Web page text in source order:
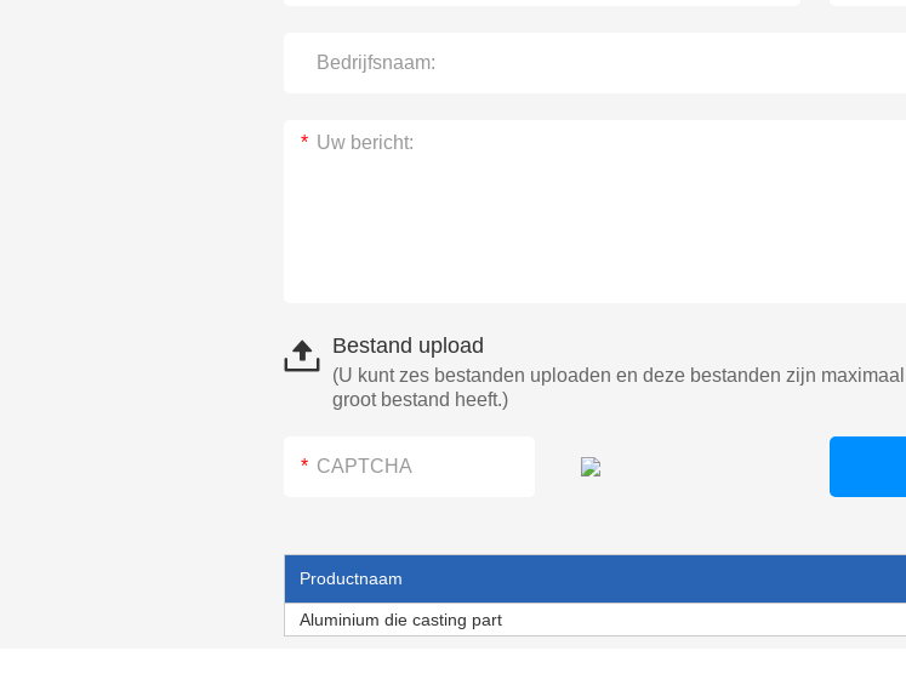
Bestand upload
(U kunt zes bestanden uploaden en deze bestanden zijn
groot bestand heeft.)
Productnaam
Aluminium die casting part